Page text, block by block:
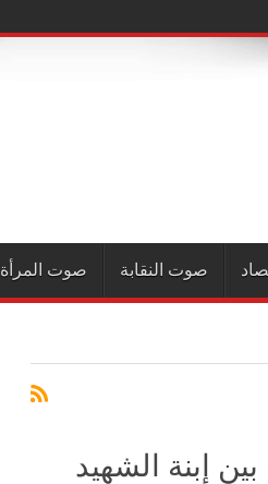
صوت النقابة صوت المرأة
إبنة الشهيد